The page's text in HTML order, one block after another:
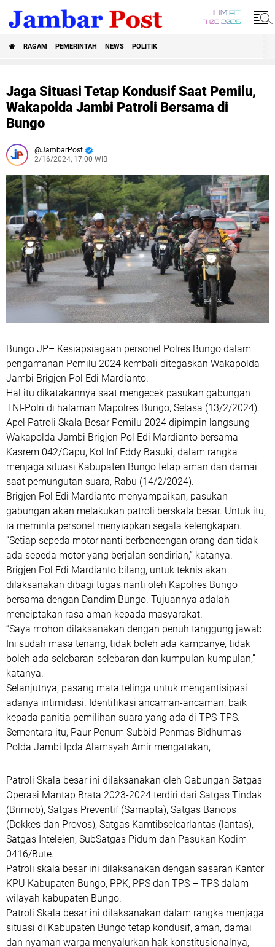
JUM'AT
7 08 2026
RAGAM PEMERINTAH NEWS POLITIK
Jaga Situasi Tetap Kondusif Saat Pemilu,
Wakapolda Jambi Patroli Bersama di
Bungo
JambarPost
2/16/2024, 17:00 WIB
Bungo JP– Kesiapsiagaan personel Polres Bungo dalam
pengamanan Pemilu 2024 kembali ditegaskan Wakapolda
Jambi Brigjen Pol Edi Mardianto.
Hal itu dikatakannya saat mengecek pasukan gabungan
TNI-Polri di halaman Mapolres Bungo, Selasa (13/2/2024).
Apel Patroli Skala Besar Pemilu 2024 dipimpin langsung
Wakapolda Jambi Brigjen Pol Edi Mardianto bersama
Kasrem 042/Gapu, Kol Inf Eddy Basuki, dalam rangka
menjaga situasi Kabupaten Bungo tetap aman dan damai
saat pemungutan suara, Rabu (14/2/2024).
Brigjen Pol Edi Mardianto menyampaikan, pasukan
gabungan akan melakukan patroli berskala besar. Untuk itu,
ia meminta personel menyiapkan segala kelengkapan.
“Setiap sepeda motor nanti berboncengan orang dan tidak
ada sepeda motor yang berjalan sendirian,” katanya.
Brigjen Pol Edi Mardianto bilang, untuk teknis akan
dilaksanakan dibagi tugas nanti oleh Kapolres Bungo
bersama dengan Dandim Bungo. Tujuannya adalah
menciptakan rasa aman kepada masyarakat.
“Saya mohon dilaksanakan dengan penuh tanggung jawab.
Ini sudah masa tenang, tidak boleh ada kampanye, tidak
boleh ada selebaran-selebaran dan kumpulan-kumpulan,”
katanya.
Selanjutnya, pasang mata telinga untuk mengantisipasi
adanya intimidasi. Identifikasi ancaman-ancaman, baik
kepada panitia pemilihan suara yang ada di TPS-TPS.
Sementara itu, Paur Penum Subbid Penmas Bidhumas
Polda Jambi Ipda Alamsyah Amir mengatakan,
Patroli Skala besar ini dilaksanakan oleh Gabungan Satgas
Operasi Mantap Brata 2023-2024 terdiri dari Satgas Tindak
(Brimob), Satgas Preventif (Samapta), Satgas Banops
(Dokkes dan Provos), Satgas Kamtibselcarlantas (lantas),
Satgas Intelejen, SubSatgas Pidum dan Pasukan Kodim
0416/Bute.
Patroli skala besar ini dilaksanakan dengan sasaran Kantor
KPU Kabupaten Bungo, PPK, PPS dan TPS – TPS dalam
wilayah kabupaten Bungo.
Patroli Skala besar ini dilaksanakan dalam rangka menjaga
situasi di Kabupaten Bungo tetap kondusif, aman, damai
dan nyaman warga menyalurkan hak konstitusionalnya,